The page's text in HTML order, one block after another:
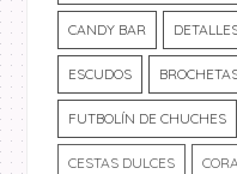
CANDY BAR
ESCUDOS
FUTBOLÍN DE CHUCHES
CESTAS DULCES